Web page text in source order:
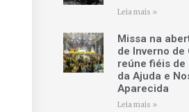
Leia mais »
Missa na
de Inverno de
reúne fiéis de
da Ajuda e
Aparecida
Leia mais »